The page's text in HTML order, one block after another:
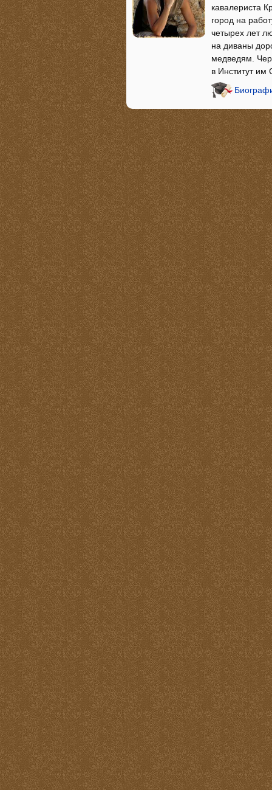
кавалериста
город на
четырех лет
на диваны
медведям.
в Институт